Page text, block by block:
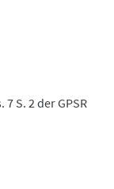
S. 2 der GPSR